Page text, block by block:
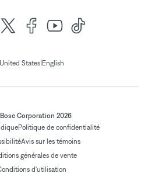
United States| English
Corporation 2026
Politique de confidentialité
Avis sur les témoins
générales de vente
d'utilisation